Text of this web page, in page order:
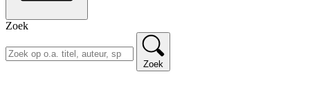
Zoek
Zoek